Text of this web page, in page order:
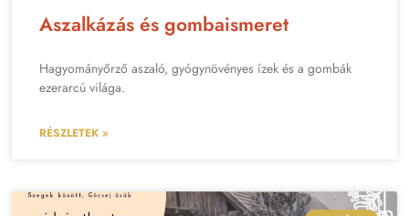
Aszalkázás és gombaismeret
Hagyományőrző aszaló, gyógynövényes ízek és a gombák
ezerarcú világa.
RÉSZLETEK »